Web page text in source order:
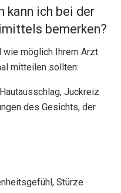
kann ich bei der
bemerken?
wie möglich Ihrem Arzt
mitteilen sollten:
Juckreiz
des Gesichts, der
Stürze